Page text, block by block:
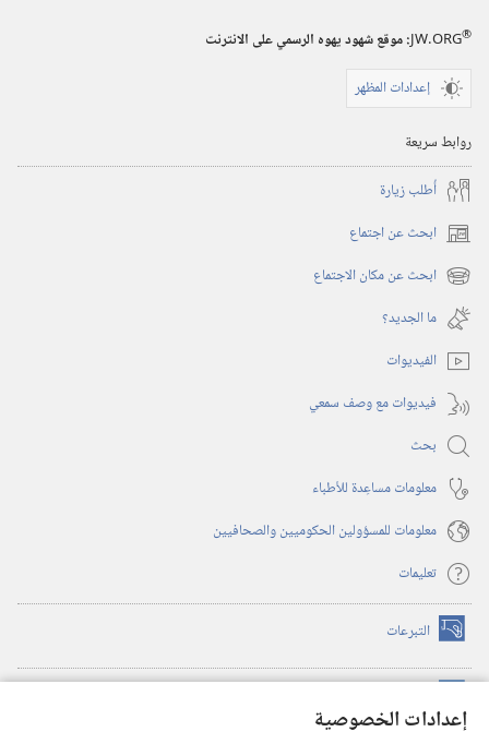
إعدادات الخصوصية
JW.ORG®
:‏ موقع شهود يهوه الرسمي على الانترنت
إعدادات المظهر
روابط سريعة
أُطلب زيارة
ابحث عن اجتماع (يفتح
نافذة
جديدة)
ابحث عن مكان الاجتماع (يفتح
نافذة
جديدة)
ما الجديد؟‏
الفيديوات
فيديوات مع وصف سمعي
بحث
معلومات مساعِدة للأطباء
معلومات للمسؤولين الحكوميين والصحافيين
تعليمات
التبرعات (يفتح
نافذة
(يفتح